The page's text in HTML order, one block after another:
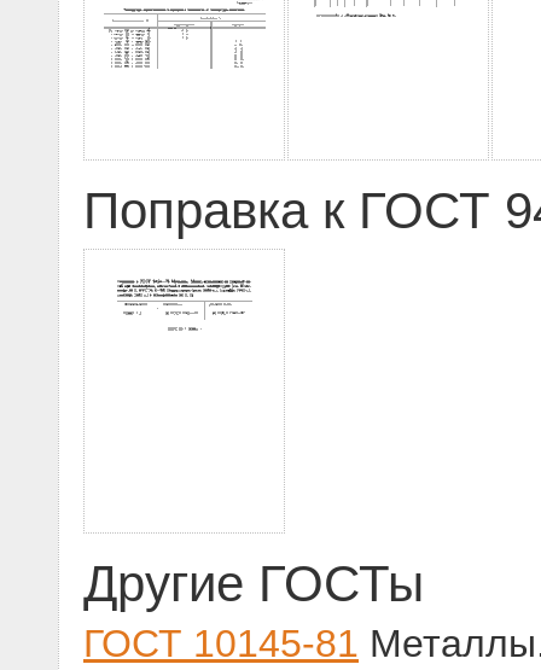
Поправка к ГОСТ
Другие ГОСТы
ГОСТ 10145-81